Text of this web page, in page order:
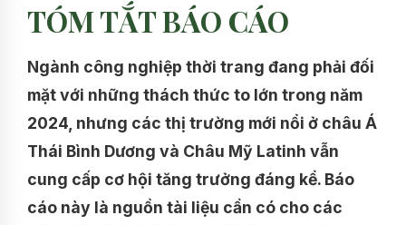
TÓM TẮT BÁO CÁO
Ngành công nghiệp thời trang đang phải đối
mặt với những thách thức to lớn trong năm
2024, nhưng các thị trường mới nổi ở châu Á
Thái Bình Dương và Châu Mỹ Latinh vẫn
cung cấp cơ hội tăng trưởng đáng kể. Báo
cáo này là nguồn tài liệu cần có cho các